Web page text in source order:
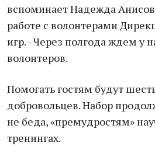
вспоминает Надежда
работе с волонтерами
игр. - Через полгода ждем у
волонтеров.
Помогать гостям будут
добровольцев. Набор
не беда, «премудростям»
тренингах.